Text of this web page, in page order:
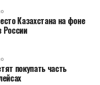
Казахстана на фоне
России
покупать часть